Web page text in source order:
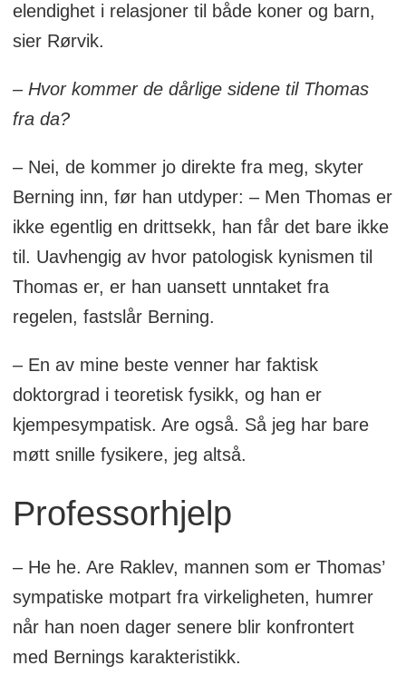
elendighet i relasjoner til både koner og barn,
sier Rørvik.
– Hvor kommer de dårlige sidene til Thomas
fra da?
– Nei, de kommer jo direkte fra meg, skyter
Berning inn, før han utdyper: – Men Thomas er
ikke egentlig en drittsekk, han får det bare ikke
til. Uavhengig av hvor patologisk kynismen til
Thomas er, er han uansett unntaket fra
regelen, fastslår Berning.
– En av mine beste venner har faktisk
doktorgrad i teoretisk fysikk, og han er
kjempesympatisk. Are også. Så jeg har bare
møtt snille fysikere, jeg altså.
Professorhjelp
– He he. Are Raklev, mannen som er Thomas’
sympatiske motpart fra virkeligheten, humrer
når han noen dager senere blir konfrontert
med Bernings karakteristikk.